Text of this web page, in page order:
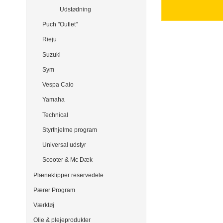
Udstødning
Puch "Outlet"
Rieju
Suzuki
Sym
Vespa Caio
Yamaha
Technical
Styrthjelme program
Universal udstyr
Scooter & Mc Dæk
Plæneklipper reservedele
Pærer Program
Værktøj
Olie & plejeprodukter